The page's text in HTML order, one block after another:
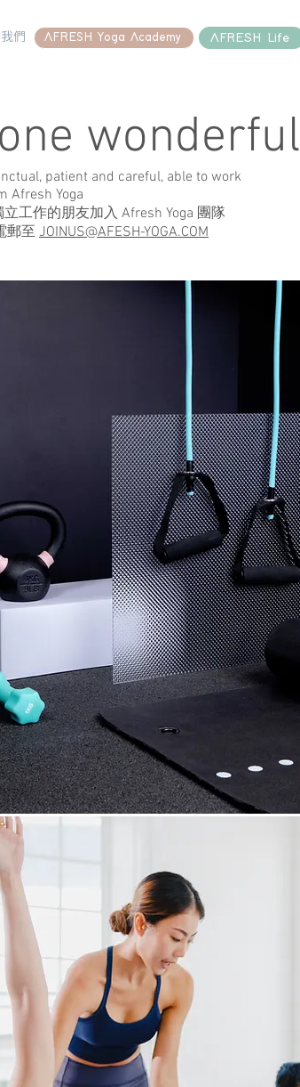
們 AFRESH Yoga Academy AFRESH Life
wonderful
patient and careful, able to work
Afresh Yoga
工作的朋友加入 Afresh Yoga 團隊
郵至 JOINUS@AFESH-YOGA.COM